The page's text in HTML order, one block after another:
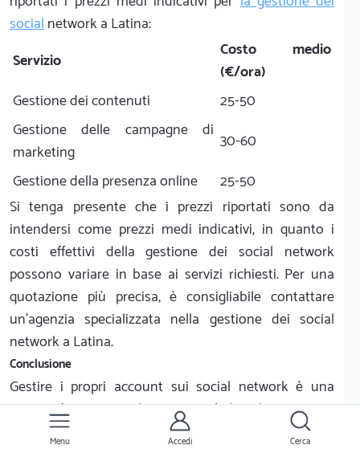
socialnetwork a Latina:
Servizio
Costo medio
(€/ora)
Gestione dei contenuti
25-50
Gestione delle campagne di
marketing
30-60
Gestione della presenza online
25-50
Si tenga presente che i prezzi riportati sono da
intendersi come prezzi medi indicativi, in quanto i
costi effettivi della gestione dei social network
possono variare in base ai servizi richiesti. Per una
quotazione più precisa, è consigliabile contattare
un'agenzia specializzata nella gestione dei social
network a Latina.
Conclusione
Gestire i propri account sui social network è una
necessità in un mondo sempre più digitale. A Roma, i
servizi di gestione dei social network possono essere
Menu Accedi Cerca